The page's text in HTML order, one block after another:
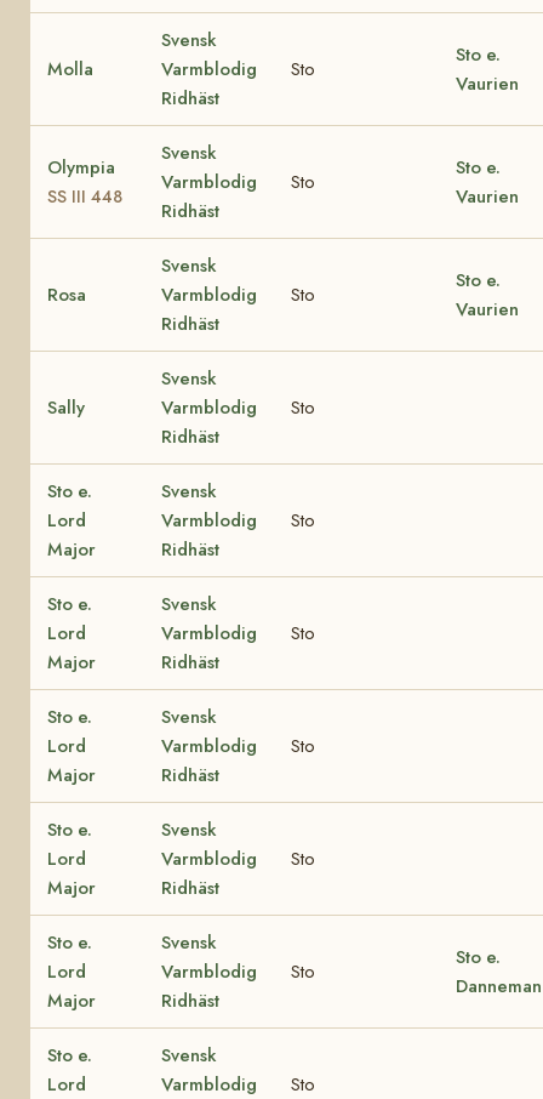
Molla
Svensk
Varmblodig
Ridhäst
Sto
Sto e.
Vaurien
Olympia
SS III 448
Svensk
Varmblodig
Ridhäst
Sto
Sto e.
Vaurien
Rosa
Svensk
Varmblodig
Ridhäst
Sto
Sto e.
Vaurien
Sally
Svensk
Varmblodig
Ridhäst
Sto
Sto e.
Lord
Major
Svensk
Varmblodig
Ridhäst
Sto
Sto e.
Lord
Major
Svensk
Varmblodig
Ridhäst
Sto
Sto e.
Lord
Major
Svensk
Varmblodig
Ridhäst
Sto
Sto e.
Lord
Major
Svensk
Varmblodig
Ridhäst
Sto
Sto e.
Lord
Major
Svensk
Varmblodig
Ridhäst
Sto
Sto e.
Danneman
Sto e.
Lord
Svensk
Varmblodig
Sto